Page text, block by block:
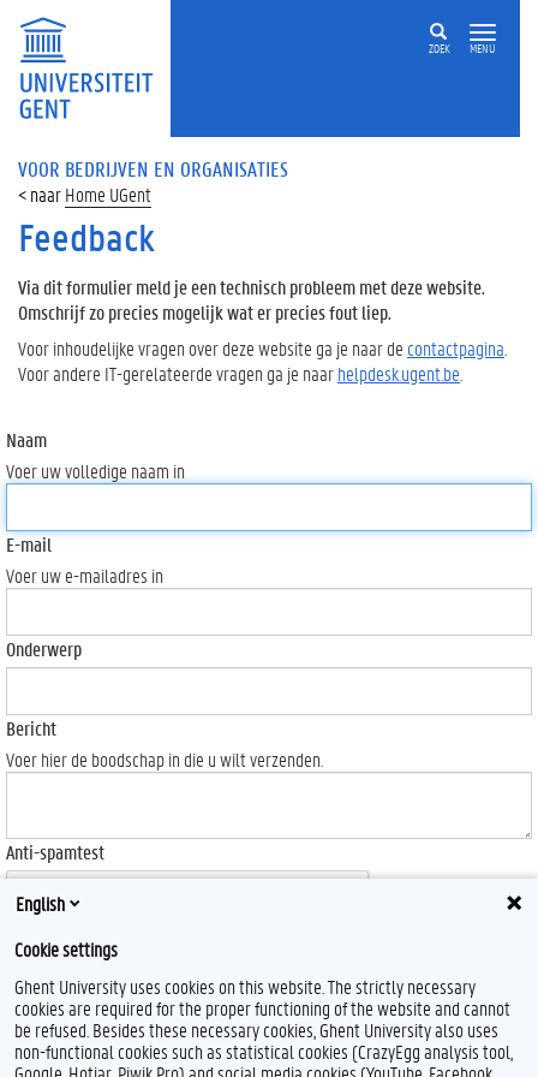
ZOEK MENU
VOOR BEDRIJVEN EN ORGANISATIES
Home UGent
Feedback
Via dit formulier meld je een technisch probleem met deze website.
Omschrijf zo precies mogelijk wat er precies fout liep.
Voor inhoudelijke vragen over deze website ga je naar de contactpagina
Voor andere IT-gerelateerde vragen ga je naarhelpdesk.ugent.be
Naam
Voer uw volledige naam in
E-mail
Voer uw e-mailadres in
Onderwerp
Bericht
Voer hier de boodschap in die u wilt verzenden.
Anti-spamtest
Send
English
Cookie settings
Ghent University uses cookies on this website. The strictly necessary
cookies are required for the proper functioning of the website and cannot
be refused. Besides these necessary cookies, Ghent University also uses
non-functional cookies such as statistical cookies (CrazyEgg analysis tool,